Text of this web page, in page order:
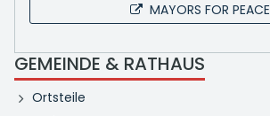
MAYORS FOR PEACE
GEMEINDE & RATHAUS
Ortsteile